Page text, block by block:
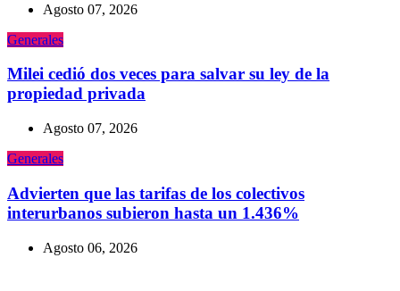
Agosto 07, 2026
Generales
Milei cedió dos veces para salvar su ley de la
propiedad privada
Agosto 07, 2026
Generales
Advierten que las tarifas de los colectivos
interurbanos subieron hasta un 1.436%
Agosto 06, 2026